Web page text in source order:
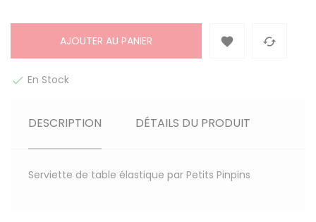
AJOUTER AU PANIER  
 En Stock
DESCRIPTION DÉTAILS DU PRODUIT
Serviette de table élastique par Petits Pinpins